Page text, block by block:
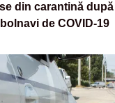
din carantină
de COVID-19